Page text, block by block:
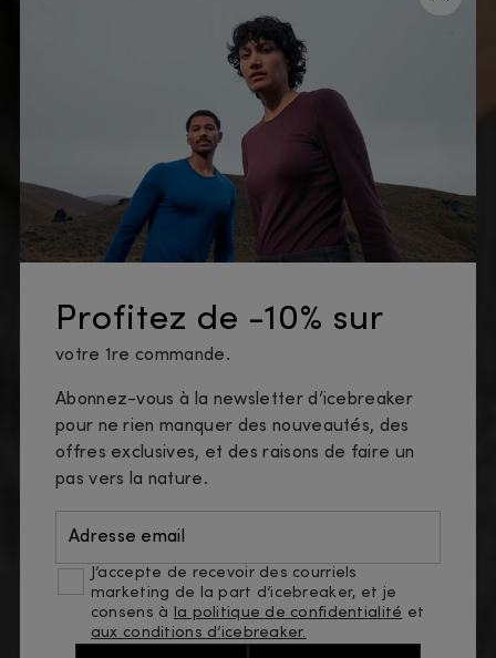
Profitez de -10% sur
votre 1re commande.
Abonnez-vous à la newsletter d’icebreaker
pour ne rien manquer des nouveautés, des
offres exclusives, et des raisons de faire un
pas vers la nature.
Adresse email
J’accepte de recevoir des courriels
marketing de la part d’icebreaker, et je
consens à
la politique de confidentialité et
aux conditions d’icebreaker.